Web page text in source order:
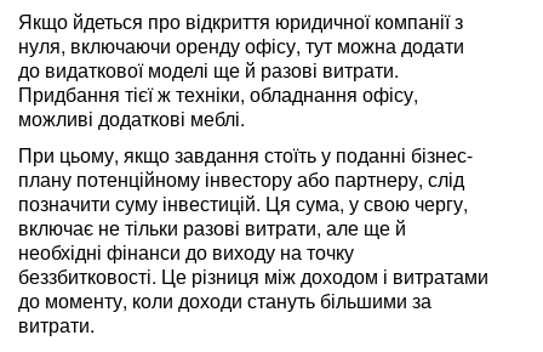
Якщо йдеться про відкриття юридичної компанії з
нуля, включаючи оренду офісу, тут можна додати
до видаткової моделі ще й разові витрати.
Придбання тієї ж техніки, обладнання офісу,
можливі додаткові меблі.
При цьому, якщо завдання стоїть у поданні бізнес-
плану потенційному інвестору або партнеру, слід
позначити суму інвестицій. Ця сума, у свою чергу,
включає не тільки разові витрати, але ще й
необхідні фінанси до виходу на точку
беззбитковості. Це різниця між доходом і витратами
до моменту, коли доходи стануть більшими за
витрати.